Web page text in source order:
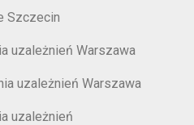
Szczecin
uzależnień Warszawa
uzależnień Warszawa
uzależnień